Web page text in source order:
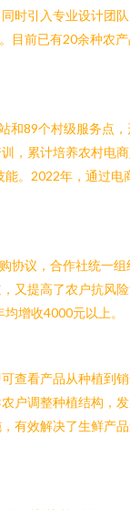
时引入专业设计团
目前已有20余种农
和89个村级服务点，
，累计培养农村电
能。2022年，通过电
协议，合作社统一组
又提高了农户抗风
增收4000元以上。
查看产品从种植到
户调整种植结构，
有效解决了生鲜产